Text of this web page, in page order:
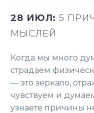
28 ИЮЛ:5
МЫСЛЕЙ
Когда мы много
страдаем
— это зеркало,
чувствуем и
узнаете причины